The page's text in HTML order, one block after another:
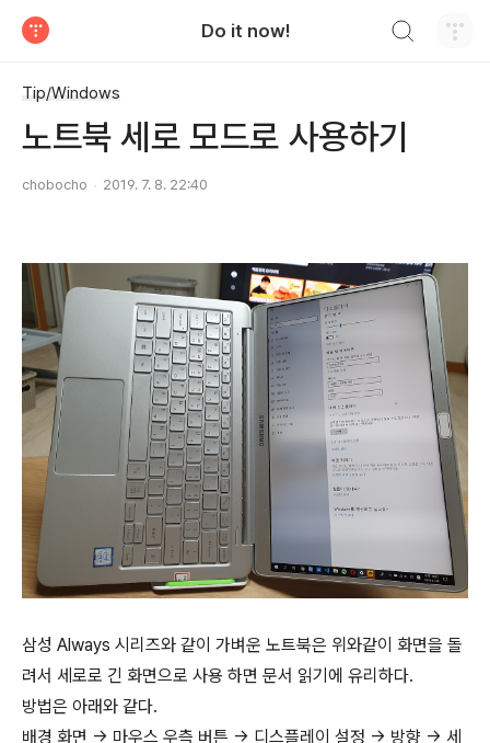
Do it now!
Tip/Windows
노트북 세로 모드로 사용하기
chobocho 2019. 7. 8. 22:40
삼성 Always 시리즈와 같이 가벼운 노트북은 위와같이 화면을 돌
려서 세로로 긴 화면으로 사용 하면 문서 읽기에 유리하다.
방법은 아래와 같다.
배경 화면 -> 마우스 우측 버튼 -> 디스플레이 설정 -> 방향 -> 세